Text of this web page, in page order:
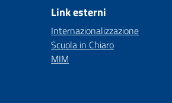
Link esterni
Internazionalizzazione
Scuola in Chiaro
MIM